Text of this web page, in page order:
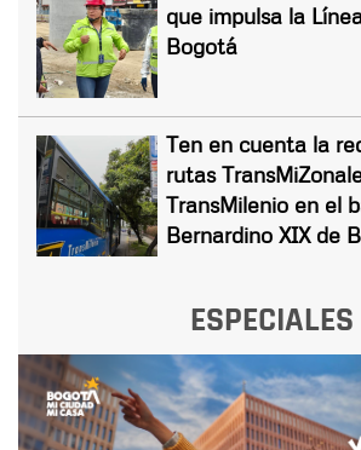
que impulsa la
Bogotá
Ten en cuenta la
rutas
TransMilenio en el
Bernardino XIX de
ESPECIALES